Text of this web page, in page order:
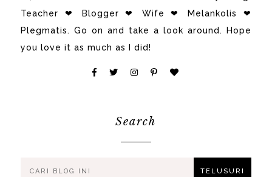
Teacher ❤ Blogger ❤ Wife ❤ Melankolis ❤
Plegmatis. Go on and take a look around. Hope
you love it as much as I did!
Search